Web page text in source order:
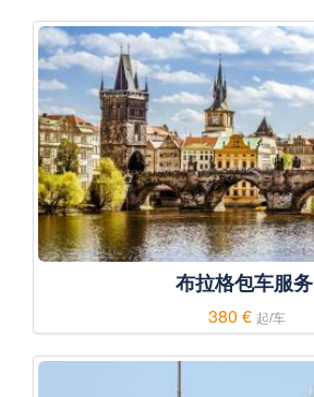
布拉格包车服务
380 € 起/车